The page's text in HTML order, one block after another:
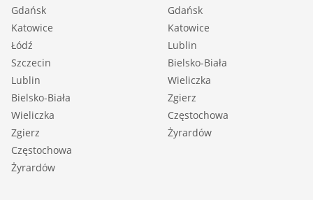
Gdańsk
Katowice
Łódź
Szczecin
Lublin
Bielsko-Biała
Wieliczka
Zgierz
Częstochowa
Żyrardów
Gdańsk
Katowice
Lublin
Bielsko-Biała
Wieliczka
Zgierz
Częstochowa
Żyrardów